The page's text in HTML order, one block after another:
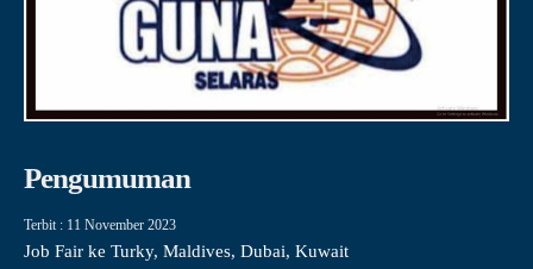
Pengumuman
Terbit : 11 November 2023
Job Fair ke Turky, Maldives, Dubai, Kuwait